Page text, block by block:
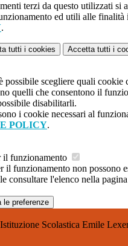
terzi da questo utilizzati si
ed utili alle finalità
.
tutti i cookies Accetta tutti i
possibile scegliere quali cookie
quelli che consentono il
disabilitarli.
i cookie necessari al
POLICY.
il funzionamento
il funzionamento non possono
consultare l'elenco nella
le preferenze
Istituzione Scolastica Emile